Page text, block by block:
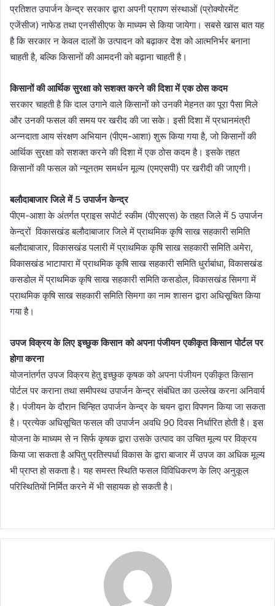
प्रतिशत उपार्जन केन्द्र सरकार द्वारा अपनी प्रापण संस्थाओं (प्रोक्योरमेंट
एजेंसीज) नाफेड तथा एनसीसीएफ के माध्यम से किया जायेगा। सबसे खास बात यह
है कि सरकार न केवल दालों के उत्पादन को बढ़ाकर देश को आत्मनिर्भर बनाना
चाहती है, बल्कि किसानों की आमदनी को बढ़ाना चाहती है।
किसानों की आर्थिक सुरक्षा को सशक्त करने की दिशा में एक ठोस कदम
सरकार चाहती है कि दाल उगाने वाले किसानों को उनकी मेहनत का पूरा पैसा मिले
और उनकी फसल की समय पर खरीद की जा सके। इसी दिशा में प्रधानमंत्री
अन्नदाता आय संरक्षण अभियान (पीएम-आशा) शुरू किया गया है, जो किसानों की
आर्थिक सुरक्षा को सशक्त करने की दिशा में एक ठोस कदम है। इसके तहत
किसानों की फसल को न्यूनतम समर्थन मूल्य (एमएसपी) पर खरीदी की जाएगी।
बलौदाबाजार जिले में 5 उपार्जन केन्द्र
पीएम-आशा के अंतर्गत प्राइस सपोर्ट स्कीम (पीएसएस) के तहत जिले में 5 उपार्जन
केन्द्रों विकासखंड बलौदाबाजार जिले में प्राथमिक कृषि साख सहकारी समिति
बलौदाबाजार, विकासखंड पलारी में प्राथमिक कृषि साख सहकारी समिति अमेरा,
विकासखंड भाटापारा में प्राथमिक कृषि साख सहकारी समिति धुर्राबांधा, विकासखंड
कसडोल में प्राथमिक कृषि साख सहकारी समिति कसडोल, विकासखंड सिमगा में
प्राथमिक कृषि साख सहकारी समिति सिमगा का नाम शासन द्वारा अधिसूचित किया
गया है।
उपज विक्रय के लिए इच्छुक किसान को अपना पंजीयन एकीकृत किसान पोर्टल पर
होगा करना
योजनांतर्गत उपज विक्रय हेतु इच्छुक कृषक को अपना पंजीयन एकीकृत किसान
पोर्टल पर कराना तथा समीपस्थ उपार्जन केन्द्र संबंधित का उल्लेख करना अनिवार्य
है। पंजीयन के दौरान चिन्हित उपार्जन केन्द्र के चयन द्वारा विपणन किया जा सकता
है। प्रत्येक अधिसूचित फसल की उपार्जन अवधि 90 दिवस निर्धारित होती है। इस
योजना के माध्यम से न सिर्फ कृषक द्वारा उसके उत्पाद का उचित मूल्य पर विक्रय
किया जा सकता है अपितु प्रतिस्पर्धा विकास के द्वारा बाजार में उपज का अधिक मूल्य
भी प्राप्त हो सकता है। यह समस्त स्थिति फसल विविधिकरण के लिए अनुकूल
परिस्थितियों निर्मित करने में भी सहायक हो सकती है।